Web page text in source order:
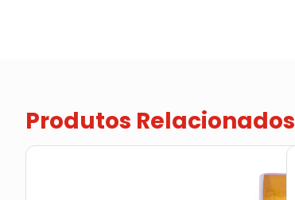
Produtos Relacionados